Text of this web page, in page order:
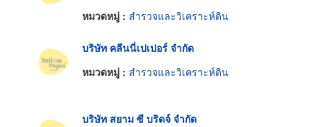
หมวดหมู่ : สำรวจและวิเคราะห์ดิน
บริษัท คลีนนี่เปเปอร์ จำกัด
หมวดหมู่ : สำรวจและวิเคราะห์ดิน
บริษัท สยาม ซี บริดจ์ จำกัด